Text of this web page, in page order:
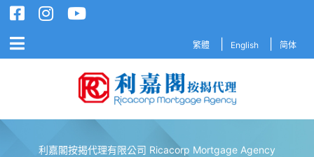
繁體 English 简体
利嘉閣按揭代理有限公司 Ricacorp Mortgage Agency